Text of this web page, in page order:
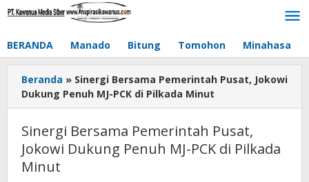
Lewati
BERANDA Manado Bitung Tomohon Minahasa
Beranda » Sinergi Bersama Pemerintah Pusat, Jokowi
Dukung Penuh MJ-PCK di Pilkada Minut
Sinergi Bersama Pemerintah Pusat,
Jokowi Dukung Penuh MJ-PCK di Pilkada
Minut